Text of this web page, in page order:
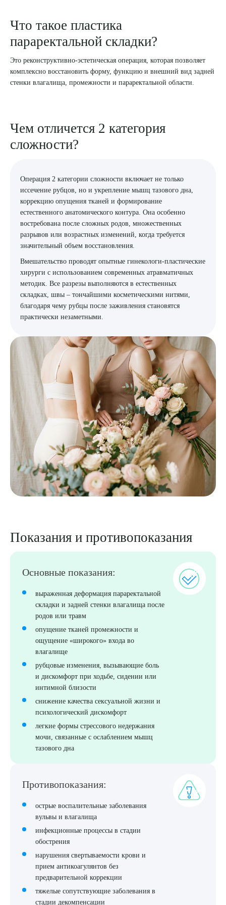
ЗАКАЗАТЬ ЗВОНОК
ЗАПИСЬ ОНЛАЙН
Что такое пластика
параректальной складки?
Это реконструктивно-эстетическая операция, которая позволяет
комплексно восстановить форму, функцию и внешний вид задней
стенки влагалища, промежности и параректальной области.
Чем отличется 2 категория
сложности?
Операция 2 категории сложности включает не только
иссечение рубцов, но и укрепление мышц тазового дна,
коррекцию опущения тканей и формирование
естественного анатомического контура. Она особенно
востребована после сложных родов, множественных
разрывов или возрастных изменений, когда требуется
значительный объем восстановления.
Вмешательство проводят опытные гинекологи-пластические
хирурги с использованием современных атравматичных
методик. Все разрезы выполняются в естественных
складках, швы – тончайшими косметическими нитями,
благодаря чему рубцы после заживления становятся
практически незаметными.
Показания и противопоказания
Основные показания:
выраженная деформация параректальной
складки и задней стенки влагалища после
родов или травм
опущение тканей промежности и
ощущение «широкого» входа во
влагалище
рубцовые изменения, вызывающие боль
и дискомфорт при ходьбе, сидении или
интимной близости
снижение качества сексуальной жизни и
психологический дискомфорт
легкие формы стрессового недержания
мочи, связанные с ослаблением мышц
тазового дна
Противопоказания:
острые воспалительные заболевания
вульвы и влагалища
инфекционные процессы в стадии
обострения
нарушения свертываемости крови и
прием антикоагулянтов без
предварительной коррекции
тяжелые сопутствующие заболевания в
стадии декомпенсации